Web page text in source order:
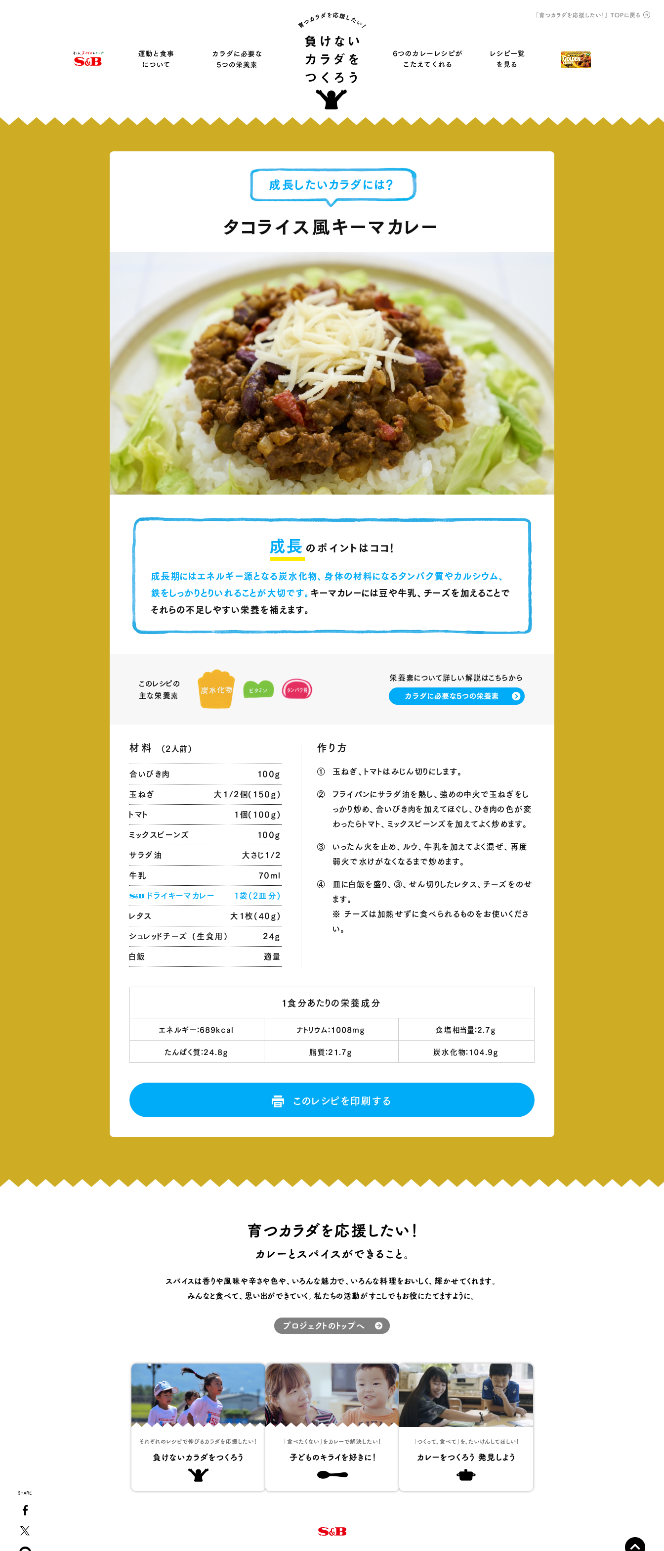
成長したいカラダには？
タコライス風キーマカレー
成長 のポイントはココ！
成長期にはエネルギー源となる炭水化物、 身体の材料になるタンパク質やカルシウム、
鉄をしっかりとりいれることが大切です。 キーマカレーには豆や牛乳、 チーズを加えることで
それらの不足しやすい栄養を補えます。
このレシピの
主な栄養素
栄養素について詳しい解説はこちらから
材料 （2人前）
合いびき肉
100g
玉ねぎ
大1/2個(150g)
トマト
1個(100g)
ミックスビーンズ
100g
サラダ油
大さじ1/2
牛乳
70ml
ドライキーマカレー
1袋(2皿分)
レタス
大1枚(40g)
シュレッドチーズ (生食用）
24g
白飯
適量
作り方
① 玉ねぎ、 トマトはみじん切りにします。
②
フライパンにサラダ油を熱し、 強めの中火で玉ねぎをし
っかり炒め、 合いびき肉を加えてほぐし、 ひき肉の色が変
わったらトマト、 ミックスビーンズを加えてよく炒めます。
③
いったん火を止め、 ルウ、 牛乳を加えてよく混ぜ、 再度
弱火で水けがなくなるまで炒めます。
④
皿に白飯を盛り、 ③、 せん切りしたレタス、 チーズをのせ
ます。
※ チーズは加熱せずに食べられるものをお使いくださ
い。
1食分あたりの栄養成分
エネルギー：689kcal ナトリウム：1008mg
食塩相当量：2.7g
たんぱく質：24.8g
脂質：21.7g 炭水化物：104.9g
このレシピを印刷する
SHARE
スパイスは香りや風味や辛さや色や、 いろんな魅力で、 いろんな料理をおいしく、 輝かせてくれます。
みんなと食べて、 思い出ができていく。 私たちの活動がすこしでもお役にたてますように。
プロジェクトのトップへ